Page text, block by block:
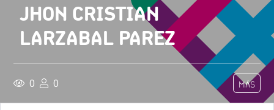
JHON CRISTIAN
LARZABAL PAREZ
0 0 MÁS